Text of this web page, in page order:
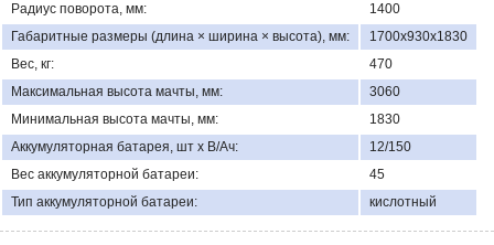
Радиус поворота, мм:
1400
Габаритные размеры (длина × ширина × высота), мм:
1700х930х1830
Вес, кг:
470
Максимальная высота мачты, мм:
3060
Минимальная высота мачты, мм:
1830
Аккумуляторная батарея, шт х В/Ач:
12/150
Вес аккумуляторной батареи:
45
Тип аккумуляторной батареи:
кислотный